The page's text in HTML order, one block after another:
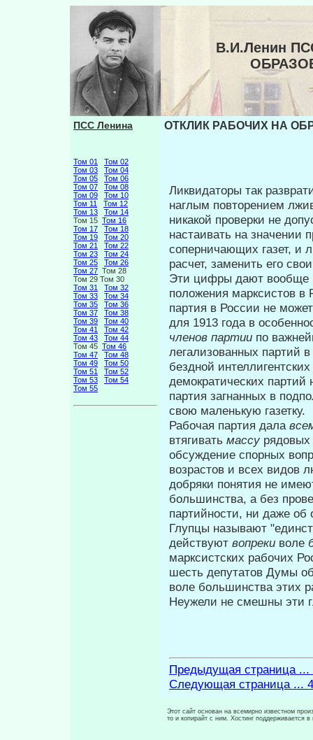
В.И.Ленин
ПСС Ленина
Том 01
Том 02
Том 03
Том 04
Том 05
Том 06
Том 07
Том 08
Том 09
Том 10
Том 11
Том 12
Том 13
Том 14
Том 15 Том 16
Том 17
Том 18
Том 19
Том 20
Том 21
Том 22
Том 23
Том 24
Том 25
Том 26
Том 27 Том 28
Том 29 Том 30
Том 31
Том 32
Том 33
Том 34
Том 35
Том 36
Том 37
Том 38
Том 39
Том 40
Том 41
Том 42
Том 43
Том 44
Том 45 Том 46
Том 47
Том 48
Том 49
Том 50
Том 51
Том 52
Том 53
Том 54
Том 55
ОТКЛИК РАБОЧИХ НА
Ликвидаторы так
наглым повторением
никакой про­верки не
настаивать на
соперничающих газет, и
расчет, заменить его
Эти цифры дают вообще
положения марксистов в
партия в России не
для 1913 года в
членов партии по
легализованных партий
бездной
демократических партий
партия загнанных в
свою маленькую газетку.
Рабочая партия дала
втягивать мас­су рядовых
обсуждение спорных
возрастов и всех видов
добряки понятия не
большинства, а без
партийности, ни даже об
Глупцы называют
действу­ют вопреки воле
марксистских рабочих
шесть депутатов Думы
воле большинства этих
Неужели не смешны эти
Предыдущая страница ...
Следующая страница ...
Этот сайт основан на всемирно известном
то и копирайт с ним. Хостинг поддерживается